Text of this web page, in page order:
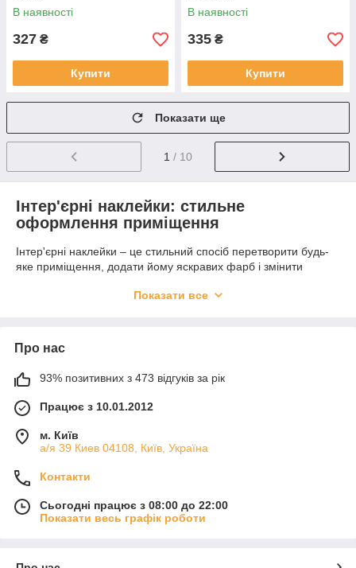
В наявності
327 ₴
Купити
В наявності
335 ₴
Купити
Показати ще
1 / 10
Інтер'єрні наклейки: стильне
оформлення приміщення
Інтер'єрні наклейки – це стильний спосіб перетворити будь-
яке приміщення, додати йому яскравих фарб і змінити
знайде свій ідеальний малюнок.
інтер'єрні Наклейки – це малюнок-аплікація, зроблений з
аплікації виготовляються на основі паперу. Але саме вініл
прикріпити до поверхні.
окремих елементів інтер'єру, будинки, кабінетів, офісів, кафе
і магазинів. Їх клеять на автомобілі і, так як матеріал
безпечний, купують для розвиваючих ігор дітям.
Малюнки на основі вінілу примітні рядом особливостей:
• прості у використанні – відчищаються будь-якими
миючими засобами;
• універсальні – наклеюються на гладку поверхню
Показати все
Про нас
93% позитивних з 473 відгуків за рік
Працює з 10.01.2012
м. Київ
а/я 39 Киев 04108, Київ, Україна
Контакти
Сьогодні працює з 08:00 до 22:00
Показати весь графік роботи